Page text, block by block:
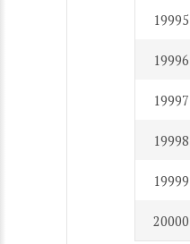
19995
19996
19997
19998
19999
20000